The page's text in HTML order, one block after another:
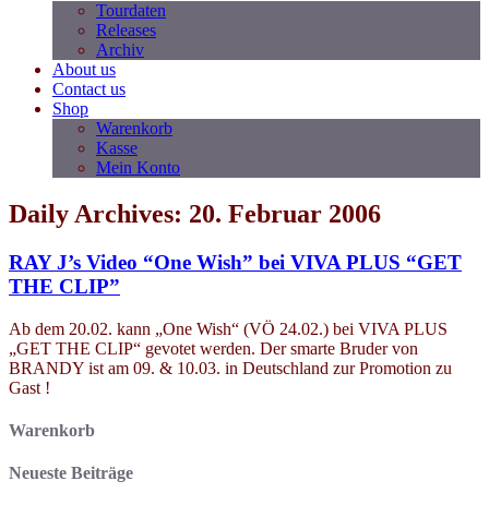
Tourdaten
Releases
Archiv
About us
Contact us
Shop
Warenkorb
Kasse
Mein Konto
Daily Archives: 20. Februar 2006
RAY J’s Video “One Wish” bei VIVA PLUS “GET
THE CLIP”
Ab dem 20.02. kann „One Wish“ (VÖ 24.02.) bei VIVA PLUS
„GET THE CLIP“ gevotet werden. Der smarte Bruder von
BRANDY ist am 09. & 10.03. in Deutschland zur Promotion zu
Gast !
Warenkorb
Neueste Beiträge